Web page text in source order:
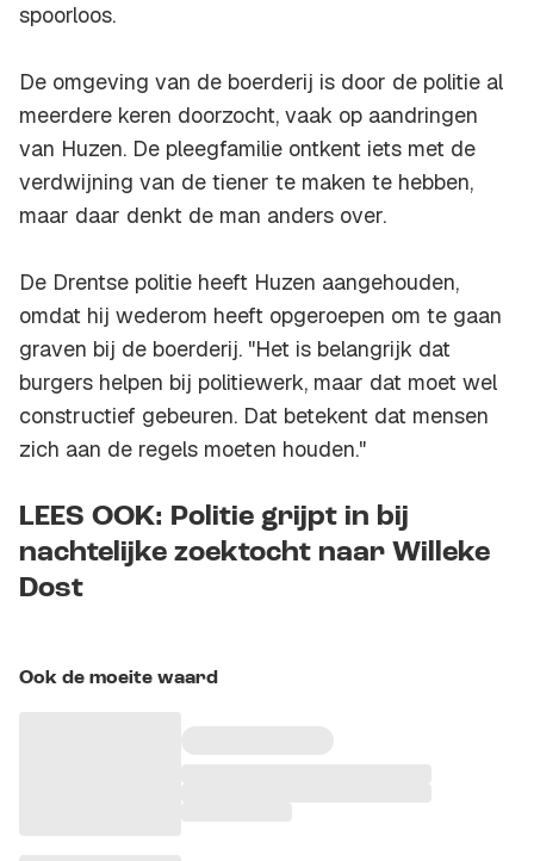
spoorloos.
De omgeving van de boerderij is door de politie al
meerdere keren doorzocht, vaak op aandringen
van Huzen. De pleegfamilie ontkent iets met de
verdwijning van de tiener te maken te hebben,
maar daar denkt de man anders over.
De Drentse politie heeft Huzen aangehouden,
omdat hij wederom heeft opgeroepen om te gaan
graven bij de boerderij. "Het is belangrijk dat
burgers helpen bij politiewerk, maar dat moet wel
constructief gebeuren. Dat betekent dat mensen
zich aan de regels moeten houden."
LEES OOK: Politie grijpt in bij
nachtelijke zoektocht naar Willeke
Dost
Ook de moeite waard